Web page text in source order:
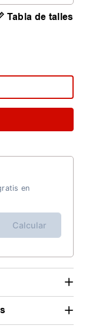
Tabla de talles
en
Calcular